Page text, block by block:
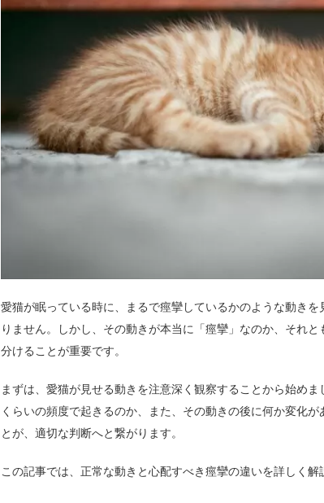
愛猫が眠っている時に、まるで痙攣しているかのような動き
りません。しかし、その動きが本当に「痙攣」なのか、それ
分けることが重要です。
まずは、愛猫が見せる動きを注意深く観察することから始め
くらいの頻度で起きるのか、また、その動きの後に何か変化
とが、適切な判断へと繋がります。
この記事では、正常な動きと心配すべき痙攣の違いを詳しく解